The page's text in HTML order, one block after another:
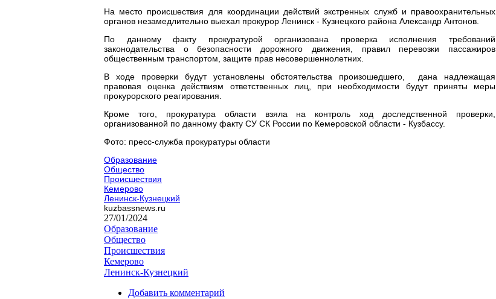
На место происшествия для координации действий экстренных служб и правоохранительных
органов незамедлительно выехал прокурор Ленинск - Кузнецкого района Александр Антонов.
По данному факту прокуратурой организована проверка исполнения требований
законодательства о безопасности дорожного движения, правил перевозки пассажиров
общественным транспортом, защите прав несовершеннолетних.
В ходе проверки будут установлены обстоятельства произошедшего, дана надлежащая
правовая оценка действиям ответственных лиц, при необходимости будут приняты меры
прокурорского реагирования.
Кроме того, прокуратура области взяла на контроль ход доследственной проверки,
организованной по данному факту СУ СК России по Кемеровской области - Кузбассу.
Фото: пресс-служба прокуратуры области
Образование
Общество
Происшествия
Кемерово
Ленинск-Кузнецкий
kuzbassnews.ru
27/01/2024
Образование
Общество
Происшествия
Кемерово
Ленинск-Кузнецкий
Добавить комментарий